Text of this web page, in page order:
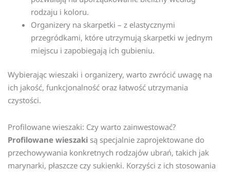
rodzaju i koloru.
Organizery na skarpetki – z elastycznymi
przegródkami, które utrzymują skarpetki w jednym
miejscu i zapobiegają ich gubieniu.
Wybierając wieszaki i organizery, warto zwrócić uwagę na
ich jakość, funkcjonalność oraz łatwość utrzymania
czystości.
Profilowane wieszaki: Czy warto zainwestować?
Profilowane wieszaki są specjalnie zaprojektowane do
przechowywania konkretnych rodzajów ubrań, takich jak
marynarki, płaszcze czy sukienki. Korzyści z ich stosowania